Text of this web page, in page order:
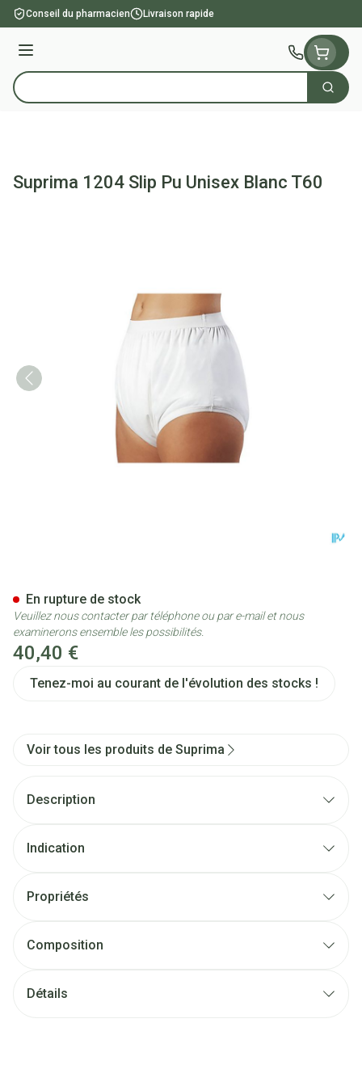
Aller au contenu
Conseil du pharmacien Livraison rapide
Menu
Rechercher
Suprima 1204 Slip Pu Unisex Blanc T60
40,40 €
Tenez-moi au courant de l'évolution des stocks !
En rupture de stock
Veuillez nous contacter par téléphone ou par e-mail et nous
examinerons ensemble les possibilités.
Voir tous les produits de Suprima
Description
Indication
Propriétés
Composition
Détails